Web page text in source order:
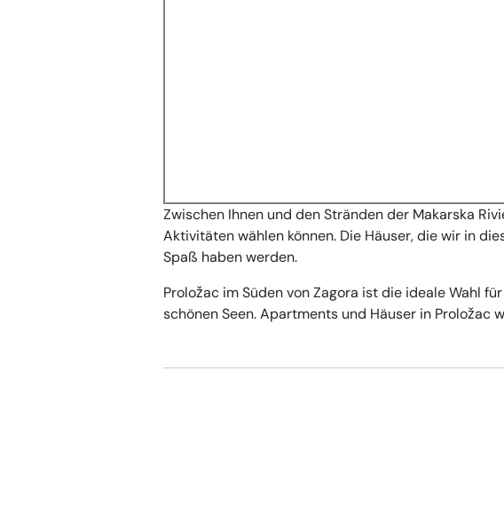
Zwischen Ihnen und den Stränden der Makarska
Aktivitäten wählen können. Die Häuser, die wir in
Spaß haben werden.
Proložac im Süden von Zagora ist die ideale Wahl
schönen Seen. Apartments und Häuser in Proložac